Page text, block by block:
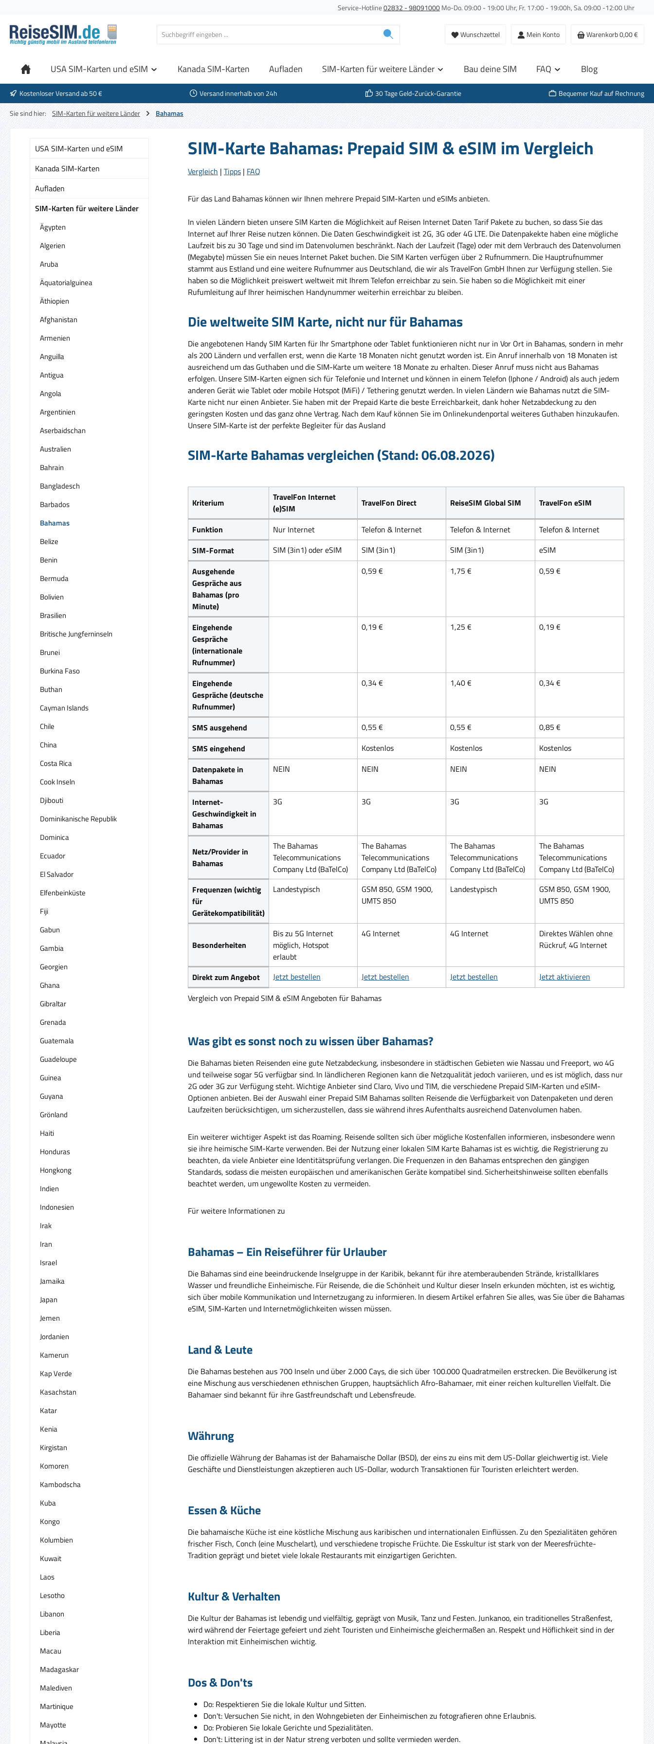
Service-Hotline02832 - 98091000Mo-Do. 09:00 - 19:00 Uhr, Fr. 17:00 - 19:00h, Sa. 09:00 -12:00 Uhr
Wunschzettel Mein Konto Warenkorb0,00 €
USA SIM-Karten und eSIM Kanada SIM-Karten Aufladen SIM-Karten für weitere Länder Bau deine SIM FAQ Blog
Kostenloser Versand ab 50 € Versand innerhalb von 24h 30 Tage Geld-Zurück-Garantie
Bequemer Kauf auf Rechnung
Sie sind hier:
SIM-Karten für weitere Länder Bahamas
USA SIM-Karten und eSIM
Kanada SIM-Karten
Aufladen
SIM-Karten für weitere Länder
Ägypten
Algerien
Aruba
Äquatorialguinea
Äthiopien
Afghanistan
Armenien
Anguilla
Antigua
Angola
Argentinien
Aserbaidschan
Australien
Bahrain
Bangladesch
Barbados
Bahamas
Belize
Benin
Bermuda
Bolivien
Brasilien
Britische Jungferninseln
Brunei
Burkina Faso
Buthan
Cayman Islands
Chile
China
Costa Rica
Cook Inseln
Djibouti
Dominikanische Republik
Dominica
Ecuador
El Salvador
Elfenbeinküste
Fiji
Gabun
Gambia
Georgien
Ghana
Gibraltar
Grenada
Guatemala
Guadeloupe
Guinea
Guyana
Grönland
Haiti
Honduras
Hongkong
Indien
Indonesien
Irak
Iran
Israel
Jamaika
Japan
Jemen
Jordanien
Kamerun
Kap Verde
Kasachstan
Katar
Kenia
Kirgistan
Komoren
Kambodscha
Kuba
Kongo
Kolumbien
Kuwait
Laos
Lesotho
Libanon
Liberia
Macau
Madagaskar
Malediven
Martinique
Mayotte
SIM-Karte Bahamas: Prepaid SIM & eSIM im Vergleich
Vergleich | Tipps | FAQ
Für das Land Bahamas können wir Ihnen mehrere Prepaid SIM-Karten und eSIMs anbieten.
In vielen Ländern bieten unsere SIM Karten die Möglichkeit auf Reisen Internet Daten Tarif Pakete zu buchen, so dass Sie das
Internet auf Ihrer Reise nutzen können. Die Daten Geschwindigkeit ist 2G, 3G oder 4G LTE. Die Datenpakekte haben eine mögliche
Laufzeit bis zu 30 Tage und sind im Datenvolumen beschränkt. Nach der Laufzeit (Tage) oder mit dem Verbrauch des Datenvolumen
(Megabyte) müssen Sie ein neues Internet Paket buchen. Die SIM Karten verfügen über 2 Rufnummern. Die Hauptrufnummer
stammt aus Estland und eine weitere Rufnummer aus Deutschland, die wir als TravelFon GmbH Ihnen zur Verfügung stellen. Sie
haben so die Möglichkeit preiswert weltweit mit Ihrem Telefon erreichbar zu sein. Sie haben so die Möglichkeit mit einer
Rufumleitung auf Ihrer heimischen Handynummer weiterhin erreichbar zu bleiben.
Die weltweite SIM Karte, nicht nur für Bahamas
Die angebotenen Handy SIM Karten für Ihr Smartphone oder Tablet funktionieren nicht nur in Vor Ort in Bahamas, sondern in mehr
als 200 Ländern und verfallen erst, wenn die Karte 18 Monaten nicht genutzt worden ist. Ein Anruf innerhalb von 18 Monaten ist
ausreichend um das Guthaben und die SIM-Karte um weitere 18 Monate zu erhalten. Dieser Anruf muss nicht aus Bahamas
erfolgen. Unsere SIM-Karten eignen sich für Telefonie und Internet und können in einem Telefon (Iphone / Android) als auch jedem
anderen Gerät wie Tablet oder mobile Hotspot (MiFi) / Tethering genutzt werden. In vielen Ländern wie Bahamas nutzt die SIM-
Karte nicht nur einen Anbieter. Sie haben mit der Prepaid Karte die beste Erreichbarkeit, dank hoher Netzabdeckung zu den
geringsten Kosten und das ganz ohne Vertrag. Nach dem Kauf können Sie im Onlinekundenportal weiteres Guthaben hinzukaufen.
Unsere SIM-Karte ist der perfekte Begleiter für das Ausland
SIM-Karte Bahamas vergleichen (Stand: 06.08.2026)
Vergleich von Prepaid SIM & eSIM Angeboten für Bahamas
Kriterium
TravelFon Internet
(e)SIM
TravelFon Direct ReiseSIM Global SIM TravelFon eSIM
Funktion Nur Internet Telefon & Internet Telefon & Internet
Telefon & Internet
SIM-Format
SIM (3in1) oder eSIM SIM (3in1) SIM (3in1)
eSIM
Ausgehende
Gespräche aus
Bahamas (pro
Minute)
0,59 € 1,75 € 0,59 €
Eingehende
Gespräche
(internationale
Rufnummer)
0,19 € 1,25 € 0,19 €
Eingehende
Gespräche (deutsche
Rufnummer)
0,34 € 1,40 € 0,34 €
SMS ausgehend 0,55 € 0,55 €
0,85 €
SMS eingehend
Kostenlos Kostenlos
Kostenlos
Datenpakete in
Bahamas
NEIN NEIN NEIN NEIN
Internet-
Geschwindigkeit in
Bahamas
3G 3G 3G 3G
Netz/Provider in
Bahamas
The Bahamas
Telecommunications
Company Ltd (BaTelCo)
The Bahamas
Telecommunications
Company Ltd (BaTelCo)
The Bahamas
Telecommunications
Company Ltd (BaTelCo)
The Bahamas
Telecommunications
Company Ltd (BaTelCo)
Frequenzen (wichtig
für
Gerätekompatibilität)
Landestypisch
GSM 850, GSM 1900,
UMTS 850
Landestypisch
GSM 850, GSM 1900,
UMTS 850
Besonderheiten
Bis zu 5G Internet
möglich, Hotspot
erlaubt
4G Internet 4G Internet
Direktes Wählen ohne
Rückruf, 4G Internet
Direkt zum Angebot Jetzt bestellen Jetzt bestellen Jetzt bestellen Jetzt aktivieren
Was gibt es sonst noch zu wissen über Bahamas?
Die Bahamas bieten Reisenden eine gute Netzabdeckung, insbesondere in städtischen Gebieten wie Nassau und Freeport, wo 4G
und teilweise sogar 5G verfügbar sind. In ländlicheren Regionen kann die Netzqualität jedoch variieren, und es ist möglich, dass nur
2G oder 3G zur Verfügung steht. Wichtige Anbieter sind Claro, Vivo und TIM, die verschiedene Prepaid SIM-Karten und eSIM-
Optionen anbieten. Bei der Auswahl einer Prepaid SIM Bahamas sollten Reisende die Verfügbarkeit von Datenpaketen und deren
Laufzeiten berücksichtigen, um sicherzustellen, dass sie während ihres Aufenthalts ausreichend Datenvolumen haben.
Ein weiterer wichtiger Aspekt ist das Roaming. Reisende sollten sich über mögliche Kostenfallen informieren, insbesondere wenn
sie ihre heimische SIM-Karte verwenden. Bei der Nutzung einer lokalen SIM Karte Bahamas ist es wichtig, die Registrierung zu
beachten, da viele Anbieter eine Identitätsprüfung verlangen. Die Frequenzen in den Bahamas entsprechen den gängigen
Standards, sodass die meisten europäischen und amerikanischen Geräte kompatibel sind. Sicherheitshinweise sollten ebenfalls
beachtet werden, um ungewollte Kosten zu vermeiden.
Für weitere Informationen zu
Bahamas – Ein Reiseführer für Urlauber
Die Bahamas sind eine beeindruckende Inselgruppe in der Karibik, bekannt für ihre atemberaubenden Strände, kristallklares
Wasser und freundliche Einheimische. Für Reisende, die die Schönheit und Kultur dieser Inseln erkunden möchten, ist es wichtig,
sich über mobile Kommunikation und Internetzugang zu informieren. In diesem Artikel erfahren Sie alles, was Sie über die Bahamas
eSIM, SIM-Karten und Internetmöglichkeiten wissen müssen.
Land & Leute
Die Bahamas bestehen aus 700 Inseln und über 2.000 Cays, die sich über 100.000 Quadratmeilen erstrecken. Die Bevölkerung ist
eine Mischung aus verschiedenen ethnischen Gruppen, hauptsächlich Afro-Bahamaer, mit einer reichen kulturellen Vielfalt. Die
Bahamaer sind bekannt für ihre Gastfreundschaft und Lebensfreude.
Währung
Die offizielle Währung der Bahamas ist der Bahamaische Dollar (BSD), der eins zu eins mit dem US-Dollar gleichwertig ist. Viele
Geschäfte und Dienstleistungen akzeptieren auch US-Dollar, wodurch Transaktionen für Touristen erleichtert werden.
Essen & Küche
Die bahamaische Küche ist eine köstliche Mischung aus karibischen und internationalen Einflüssen. Zu den Spezialitäten gehören
frischer Fisch, Conch (eine Muschelart), und verschiedene tropische Früchte. Die Esskultur ist stark von der Meeresfrüchte-
Tradition geprägt und bietet viele lokale Restaurants mit einzigartigen Gerichten.
Kultur & Verhalten
Die Kultur der Bahamas ist lebendig und vielfältig, geprägt von Musik, Tanz und Festen. Junkanoo, ein traditionelles Straßenfest,
wird während der Feiertage gefeiert und zieht Touristen und Einheimische gleichermaßen an. Respekt und Höflichkeit sind in der
Interaktion mit Einheimischen wichtig.
Dos & Don'ts
Do: Respektieren Sie die lokale Kultur und Sitten.
Don't: Versuchen Sie nicht, in den Wohngebieten der Einheimischen zu fotografieren ohne Erlaubnis.
Do: Probieren Sie lokale Gerichte und Spezialitäten.
Don't: Littering ist in der Natur streng verboten und sollte vermieden werden.